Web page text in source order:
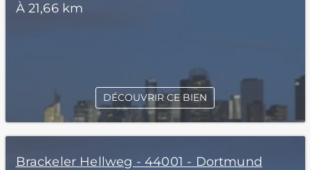
À 21,66 km
DÉCOUVRIR CE BIEN
Brackeler Hellweg - 44001 - Dortmund